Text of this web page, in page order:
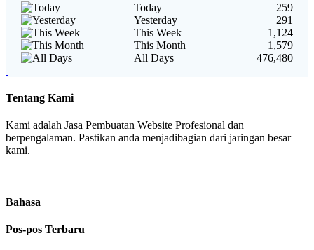
Today
259
Yesterday
291
This Week
1,124
This Month
1,579
All Days
476,480
Tentang Kami
Kami adalah Jasa Pembuatan Website Profesional dan
berpengalaman. Pastikan anda menjadibagian dari jaringan besar
kami.
Bahasa
Pos-pos Terbaru